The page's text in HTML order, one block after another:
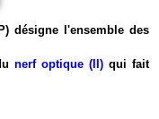
désigne l'ensemble des
nerf optique (II) qui fait